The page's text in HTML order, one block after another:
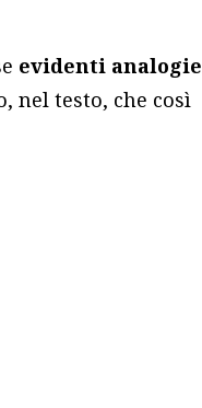
evidenti analogie
nel testo, che così